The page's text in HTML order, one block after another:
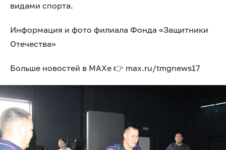
видами спорта.
Информация и фото филиала Фонда «Защитники
Отечества»
Больше новостей в МАХе 👉 max.ru/tmgnews17